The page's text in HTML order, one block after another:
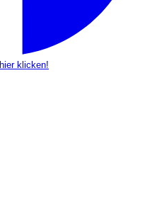
hier klicken!